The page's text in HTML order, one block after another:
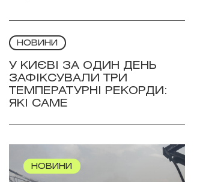
НОВИНИ
У КИЄВІ ЗА ОДИН ДЕНЬ
ЗАФІКСУВАЛИ ТРИ
ТЕМПЕРАТУРНІ РЕКОРДИ:
ЯКІ САМЕ
НОВИНИ